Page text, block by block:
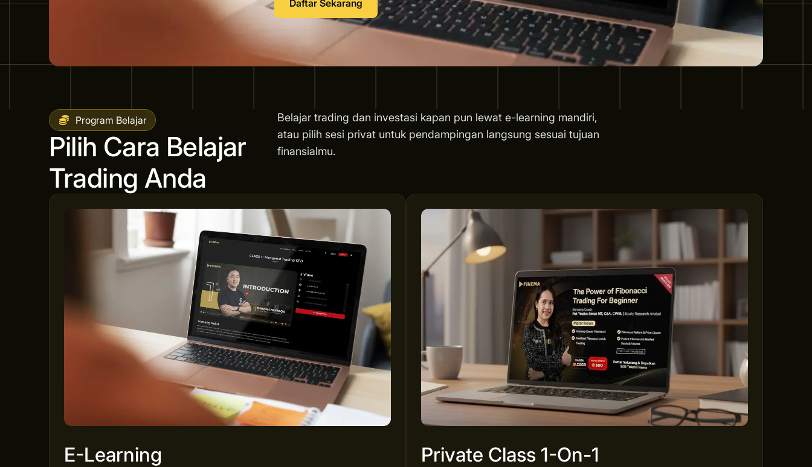
Daftar Sekarang
Program Belajar
Pilih Cara Belajar
Trading Anda
Belajar trading dan investasi kapan pun lewat e-learning mandiri,
atau pilih sesi privat untuk pendampingan langsung sesuai tujuan
finansialmu.
E-Learning Private Class 1-On-1